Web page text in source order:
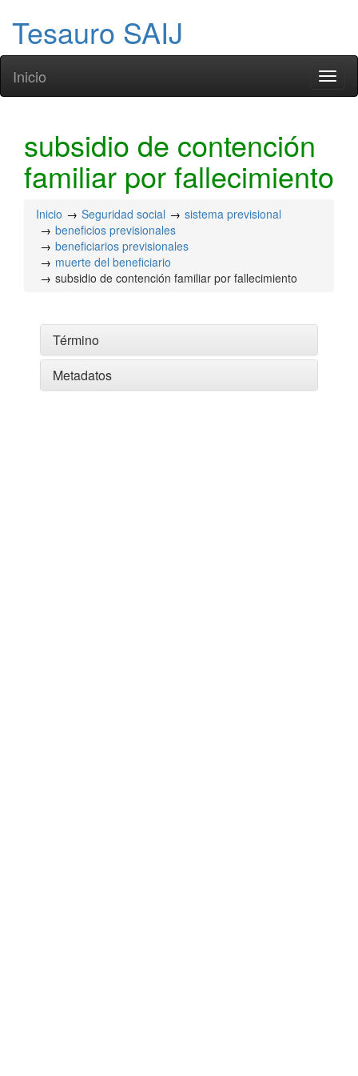
Tesauro SAIJ
Inicio
subsidio de contención
familiar por fallecimiento
Inicio Seguridad social
sistema previsional
beneficios previsionales
beneficiarios previsionales
muerte del beneficiario
subsidio de contención familiar por fallecimiento
Término
Metadatos